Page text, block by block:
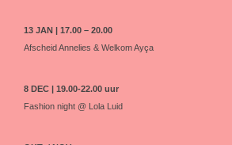
13 JAN | 17.00 – 20.00
Afscheid Annelies & Welkom Ayça
8 DEC | 19.00-22.00 uur
Fashion night @ Lola Luid